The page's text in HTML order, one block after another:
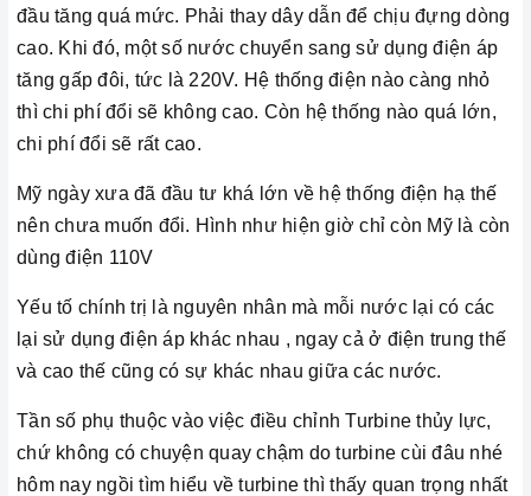
đầu tăng quá mức. Phải thay dây dẫn để chịu đựng dòng
cao. Khi đó, một số nước chuyển sang sử dụng điện áp
tăng gấp đôi, tức là 220V. Hệ thống điện nào càng nhỏ
thì chi phí đổi sẽ không cao. Còn hệ thống nào quá lớn,
chi phí đổi sẽ rất cao.
Mỹ ngày xưa đã đầu tư khá lớn về hệ thống điện hạ thế
nên chưa muốn đổi. Hình như hiện giờ chỉ còn Mỹ là còn
dùng điện 110V
Yếu tố chính trị là nguyên nhân mà mỗi nước lại có các
lại sử dụng điện áp khác nhau , ngay cả ở điện trung thế
và cao thế cũng có sự khác nhau giữa các nước.
Tần số phụ thuộc vào việc điều chỉnh Turbine thủy lực,
chứ không có chuyện quay chậm do turbine cùi đâu nhé
hôm nay ngồi tìm hiểu về turbine thì thấy quan trọng nhất